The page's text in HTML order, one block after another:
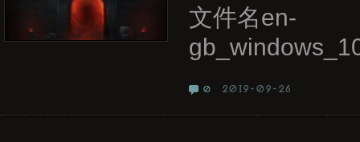
文件名en-
0 2019-09-26